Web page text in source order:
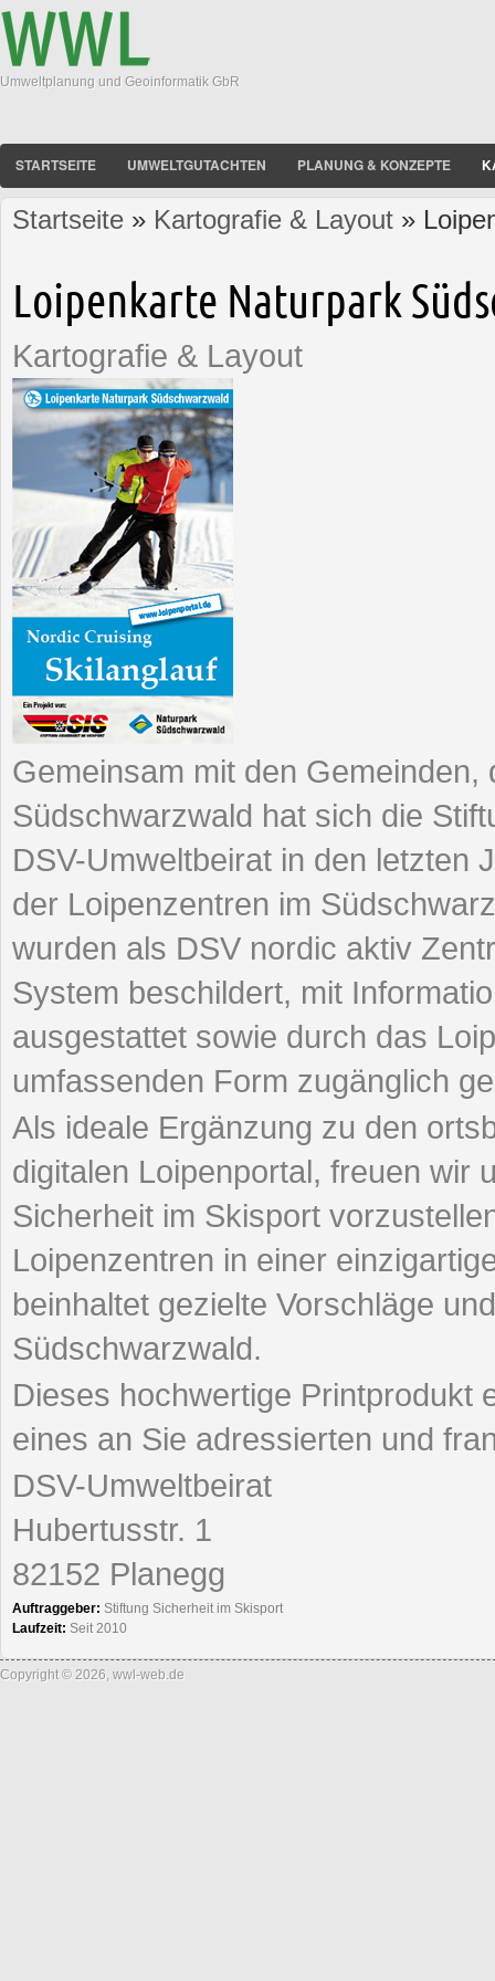
Umweltplanung und Geoinformatik GbR
STARTSEITE UMWELTGUTACHTEN PLANUNG & KONZEPTE
Sie sind hier
Startseite » Kartografie & Layout »
Loipenkarte Naturpark
Kartografie & Layout
Gemeinsam mit den
Südschwarzwald hat sich die
DSV-Umweltbeirat in den letzten
der Loipenzentren im
wurden als DSV nordic aktiv
System beschildert, mit
ausgestattet sowie durch das
umfassenden Form zugänglich
Als ideale Ergänzung zu den
digitalen Loipenportal, freuen wir
Sicherheit im Skisport
Loipenzentren in einer
beinhaltet gezielte Vorschläge
Südschwarzwald.
Dieses hochwertige Printprodukt
eines an Sie adressierten und
DSV-Umweltbeirat
Hubertusstr. 1
82152 Planegg
Auftraggeber: Stiftung Sicherheit im Skisport
Laufzeit: Seit 2010
Copyright © 2026, wwl-web.de